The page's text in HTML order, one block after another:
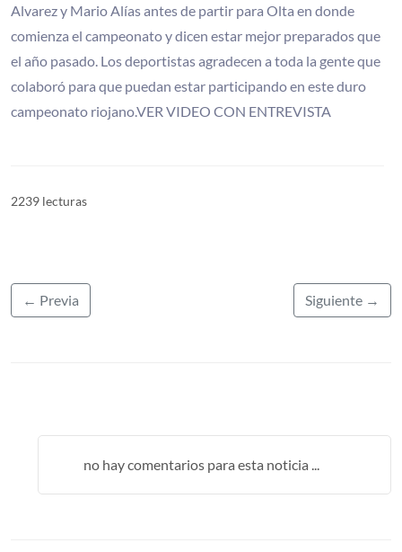
Alvarez y Mario Alías antes de partir para Olta en donde
comienza el campeonato y dicen estar mejor preparados que
el año pasado. Los deportistas agradecen a toda la gente que
colaboró para que puedan estar participando en este duro
campeonato riojano.VER VIDEO CON ENTREVISTA
2239 lecturas
← Previa Siguiente →
no hay comentarios para esta noticia ...